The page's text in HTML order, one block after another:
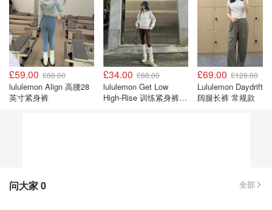
£59.00 £88.00
lululemon Align 高腰28
英寸紧身裤
£34.00 £88.00
lululemon Get Low
High-Rise 训练紧身裤
£69.00 £128.00
Lululemon Daydrift
阔腿长裤 常规款
问大家0 全部